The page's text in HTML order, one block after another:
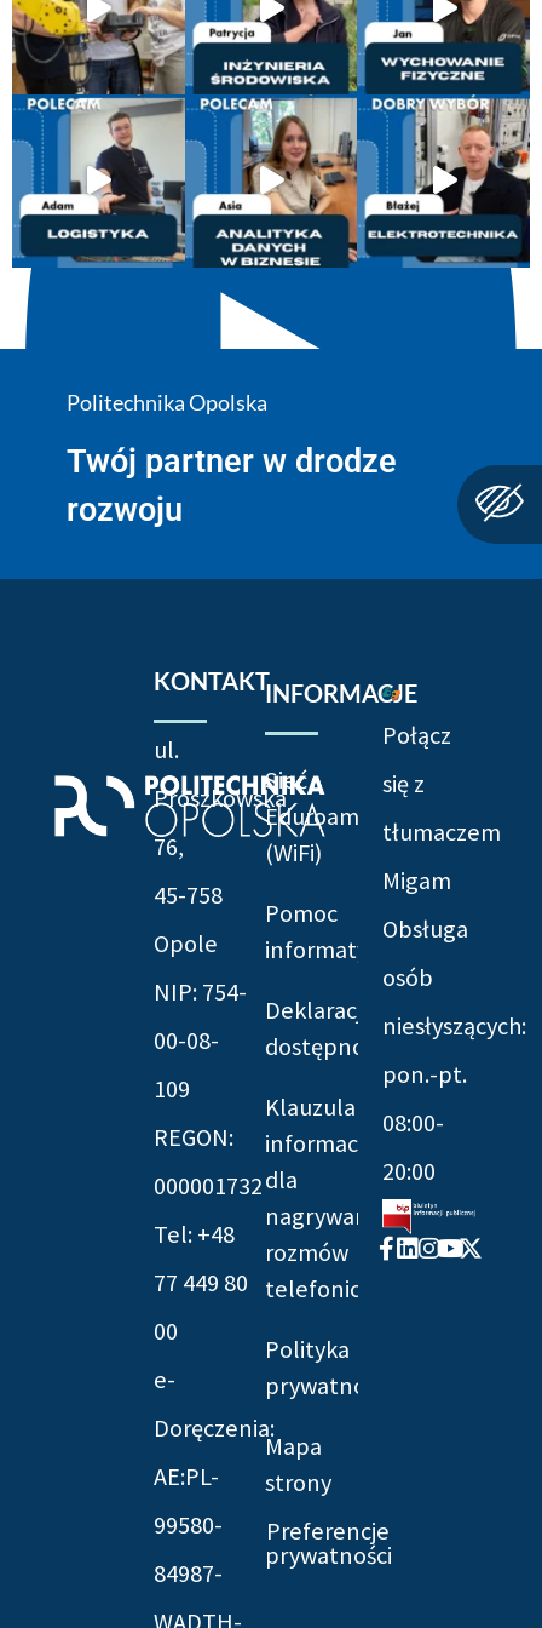
Politechnika Opolska
Twój partner w drodze
rozwoju
KONTAKT
ul.
Prószkowska
76,
45-758
Opole
NIP: 754-
00-08-
109
REGON:
000001732
Tel: +48
77 449 80
00
e-
Doręczenia:
AE:PL-
99580-
84987-
INFORMACJE
Sieć
Eduroam
(WiFi)
Pomoc
informatyczna
Deklaracja
dostępności
Klauzula
informacyjna
dla
nagrywania
rozmów
telefonicznych
Polityka
prywatności
Mapa
strony
Preferencje
prywatności
Połącz
się z
tłumaczem
Migam
Obsługa
osób
niesłyszących:
pon.-pt.
08:00-
20:00
Facebook-
f
Linkedin
Instagram
Youtube
X-
twitter